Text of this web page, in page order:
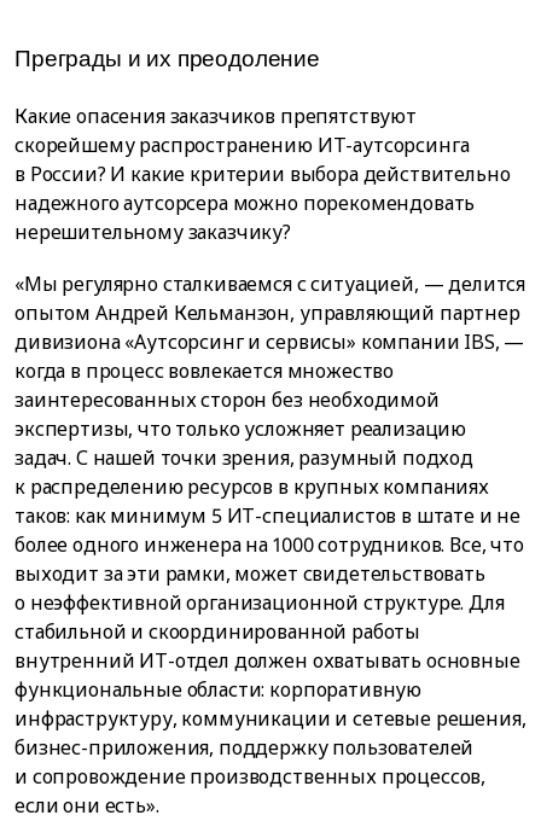
Преграды и их преодоление
Какие опасения заказчиков препятствуют
скорейшему распространению ИТ-аутсорсинга
в России? И какие критерии выбора действительно
надежного аутсорсера можно порекомендовать
нерешительному заказчику?
«Мы регулярно сталкиваемся с ситуацией, — делится
опытом Андрей Кельманзон, управляющий партнер
дивизиона «Аутсорсинг и сервисы» компании IBS, —
когда в процесс вовлекается множество
заинтересованных сторон без необходимой
экспертизы, что только усложняет реализацию
задач. С нашей точки зрения, разумный подход
к распределению ресурсов в крупных компаниях
таков: как минимум 5 ИТ-специалистов в штате и не
более одного инженера на 1000 сотрудников. Все, что
выходит за эти рамки, может свидетельствовать
о неэффективной организационной структуре. Для
стабильной и скоординированной работы
внутренний ИТ-отдел должен охватывать основные
функциональные области: корпоративную
инфраструктуру, коммуникации и сетевые решения,
бизнес-приложения, поддержку пользователей
и сопровождение производственных процессов,
если они есть».